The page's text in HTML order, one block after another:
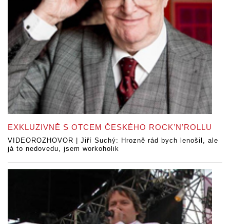
EXKLUZIVNĚ S OTCEM ČESKÉHO ROCK’N’ROLLU
VIDEOROZHOVOR | Jiří Suchý: Hrozně rád bych lenošil, ale
já to nedovedu, jsem workoholik